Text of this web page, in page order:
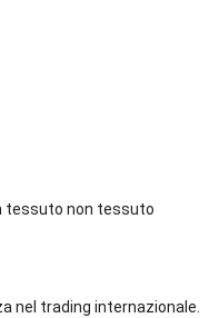
tessuto non tessuto
nel trading internazionale.